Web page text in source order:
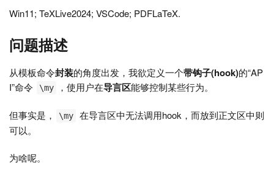
Win11; TeXLive2024; VSCode; PDFLaTeX.
问题描述
从模板命令封装的角度出发，我欲定义一个带钩子(hook)的“AP
I”命令
\my ，使用户在导言区能够控制某些行为。
但事实是， \my
在导言区中无法调用hook，而放到正文区中则
可以。
为啥呢。